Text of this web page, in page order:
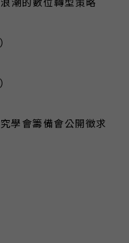
潮的數位轉型策略
學會籌備會公開徵求